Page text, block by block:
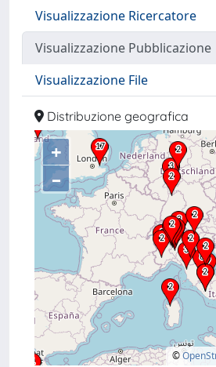
Visualizzazione Ricercatore
Visualizzazione Pubblicazione
Visualizzazione File
Distribuzione geografica
+
–
©